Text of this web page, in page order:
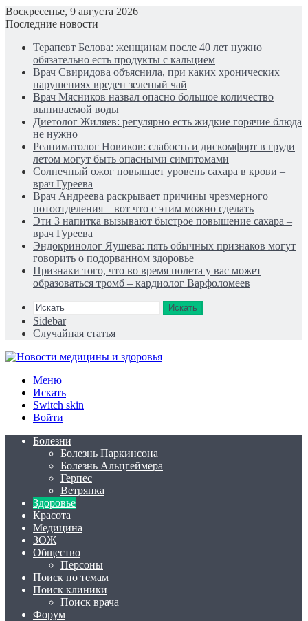
Воскресенье, 9 августа 2026
Последние новости
Терапевт Белова: женщинам после 40 лет нужно
обязательно есть продукты с кальцием
Врач Свиридова объяснила, при каких хронических
нарушениях вреден зеленый чай
Врач Мясников назвал опасно большое количество
выпиваемой воды
Диетолог Жиляев: регулярно есть жидкие горячие блюда
не нужно
Реаниматолог Новиков: слабость и дискомфорт в груди
летом могут быть опасными симптомами
Солнечный ожог повышает уровень сахара в крови –
врач Гуреева
Врач Андреева раскрывает причины чрезмерного
потоотделения – вот что с этим можно сделать
Эти 3 напитка вызывают быстрое повышение сахара –
врач Гуреева
Эндокринолог Яушева: пять обычных признаков могут
говорить о подорванном здоровье
Признаки того, что во время полета у вас может
образоваться тромб – кардиолог Варфоломеев
Искать
Sidebar
Случайная статья
Меню
Искать
Switch skin
Войти
Болезни
Болезнь Паркинсона
Болезнь Альцгеймера
Герпес
Ветрянка
Здоровье
Красота
Медицина
ЗОЖ
Общество
Персоны
Поиск по темам
Поиск клиники
Поиск врача
Форум